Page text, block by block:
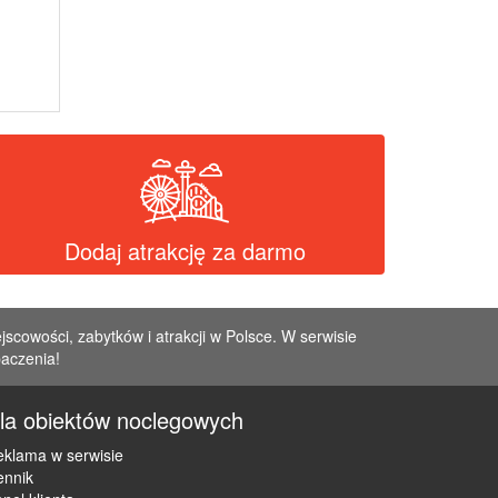
Dodaj atrakcję za darmo
zabytków i atrakcji w Polsce. W serwisie
obiektów noclegowych
w serwisie